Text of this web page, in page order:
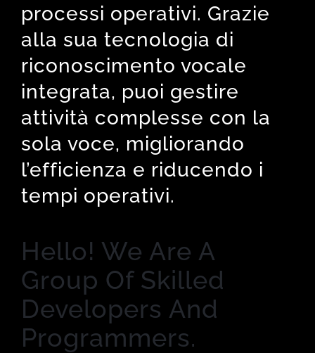
processi operativi. Grazie
alla sua tecnologia di
riconoscimento vocale
integrata, puoi gestire
attività complesse con la
sola voce, migliorando
l’efficienza e riducendo i
tempi operativi.
Hello! We Are A
Group Of Skilled
Developers And
Programmers.